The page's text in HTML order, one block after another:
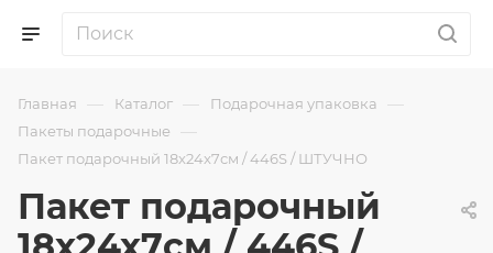
Главная — Каталог — Подарочная упаковка —
Пакеты подарочные —
Пакет подарочный 18x24x7см / 446S / ШТУЧНО
Пакет подарочный